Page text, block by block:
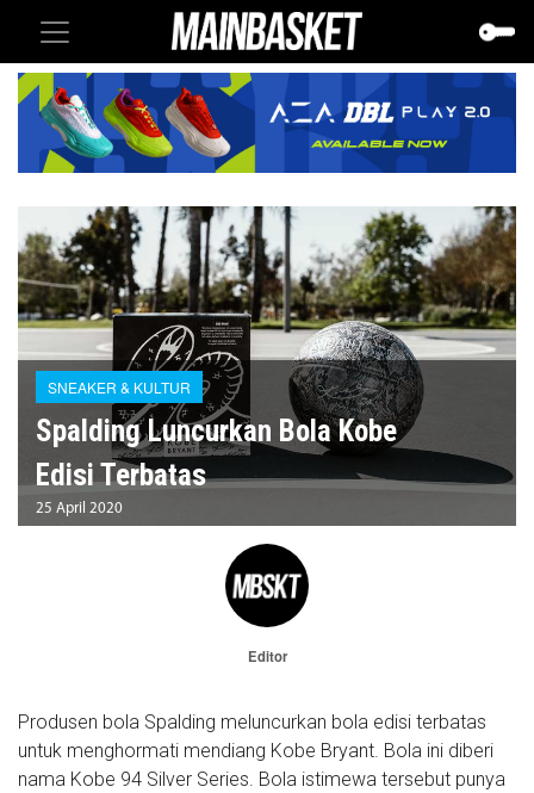
SNEAKER & KULTUR
Spalding Luncurkan Bola Kobe
Edisi Terbatas
25 April 2020
Editor
Produsen bola Spalding meluncurkan bola edisi terbatas
untuk menghormati mendiang Kobe Bryant. Bola ini diberi
nama Kobe 94 Silver Series. Bola istimewa tersebut punya